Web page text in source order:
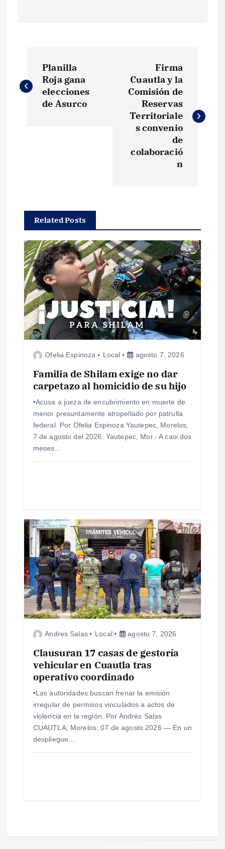
a
c
ó
n
d
e
s
Planilla
Roja gana
elecciones
de Asurco
Firma
Cuautla y la
Comisión de
Reservas
Territoriale
s convenio
de
colaboració
n
Related Posts
Ofelia Espinoza Local agosto 7, 2026
Familia de Shilam exige no dar
carpetazo al homicidio de su hijo
•Acusa a jueza de encubrimiento en muerte de
menor presuntamente atropellado por patrulla
federal. Por Ofelia Espinoza Yautepec, Morelos;
7 de agosto del 2026. Yautepec, Mor.- A casi dos
meses…
Andres Salas Local agosto 7, 2026
Clausuran 17 casas de gestoría
vehicular en Cuautla tras
operativo coordinado
•Las autoridades buscan frenar la emisión
irregular de permisos vinculados a actos de
violencia en la región. Por Andrés Salas
CUAUTLA, Morelos; 07 de agosto 2026 — En un
despliegue…